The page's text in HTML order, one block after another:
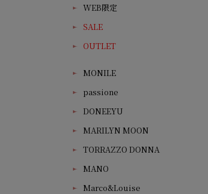
WEB限定
SALE
OUTLET
MONILE
passione
DONEEYU
MARILYN MOON
TORRAZZO DONNA
MANO
Marco&Louise